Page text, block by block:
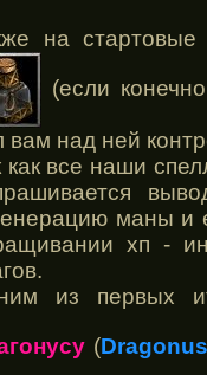
на стартовые
(если
вам над ней
как все наши
маны и
хп -
из первых
(